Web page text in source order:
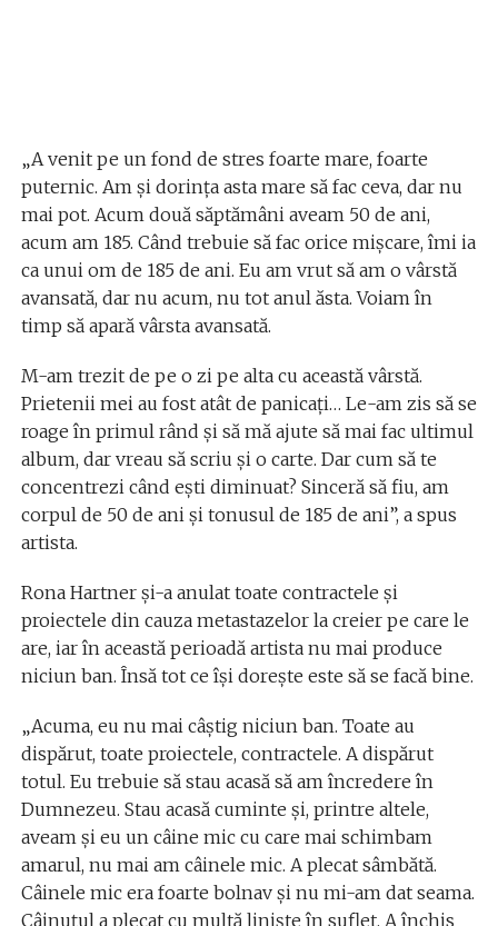
„A venit pe un fond de stres foarte mare, foarte
puternic. Am și dorința asta mare să fac ceva, dar nu
mai pot. Acum două săptămâni aveam 50 de ani,
acum am 185. Când trebuie să fac orice mișcare, îmi ia
ca unui om de 185 de ani. Eu am vrut să am o vârstă
avansată, dar nu acum, nu tot anul ăsta. Voiam în
timp să apară vârsta avansată.
M-am trezit de pe o zi pe alta cu această vârstă.
Prietenii mei au fost atât de panicați… Le-am zis să se
roage în primul rând și să mă ajute să mai fac ultimul
album, dar vreau să scriu și o carte. Dar cum să te
concentrezi când ești diminuat? Sinceră să fiu, am
corpul de 50 de ani și tonusul de 185 de ani”, a spus
artista.
Rona Hartner și-a anulat toate contractele și
proiectele din cauza metastazelor la creier pe care le
are, iar în această perioadă artista nu mai produce
niciun ban. Însă tot ce își dorește este să se facă bine.
„Acuma, eu nu mai câștig niciun ban. Toate au
dispărut, toate proiectele, contractele. A dispărut
totul. Eu trebuie să stau acasă să am încredere în
Dumnezeu. Stau acasă cuminte și, printre altele,
aveam și eu un câine mic cu care mai schimbam
amarul, nu mai am câinele mic. A plecat sâmbătă.
Câinele mic era foarte bolnav și nu mi-am dat seama.
Câinuțul a plecat cu multă liniște în suflet. A închis